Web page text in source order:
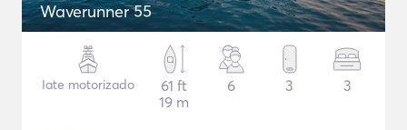
Waverunner 55
Iate motorizado
61 ft
19 m
6 3 3